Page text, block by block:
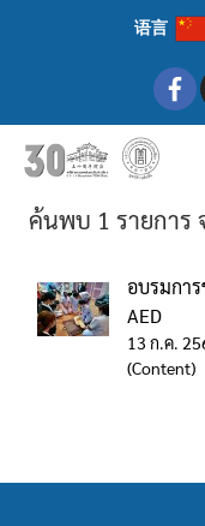
语言
ค้นพบ 1 รายการ
อบรมกา
AED
13 ก.ค.
(Content)